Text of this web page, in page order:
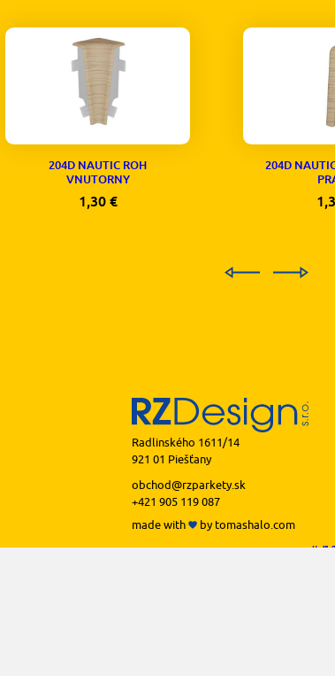
204D NAUTIC ROH
VNUTORNY
1,30 €
204D
Radlinského 1611/14
921 01 Piešťany
obchod@rzparkety.sk
+421 905 119 087
made with
bytomashalo.com